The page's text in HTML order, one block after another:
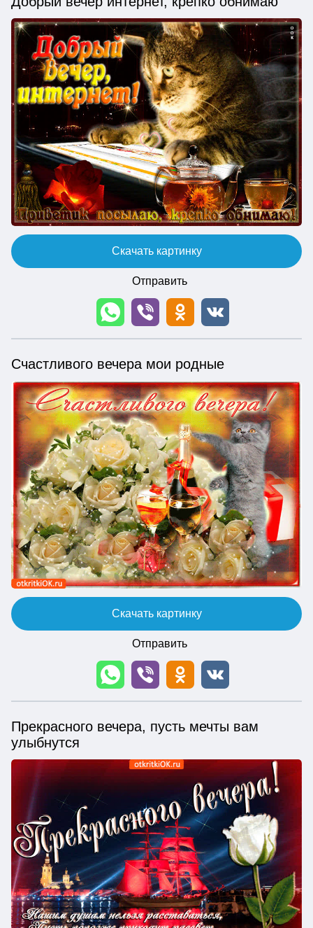
Скачать картинку
Отправить
Счастливого вечера мои родные
Скачать картинку
Отправить
Прекрасного вечера, пусть мечты вам
улыбнутся